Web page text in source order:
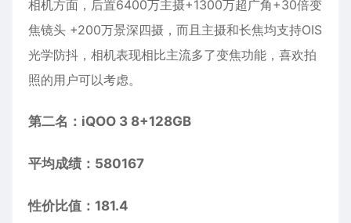
相机方面，后置6400万主摄+1300万超广角+30倍变
焦镜头 +200万景深四摄，而且主摄和长焦均支持OIS
光学防抖，相机表现相比主流多了变焦功能，喜欢拍
照的用户可以考虑。
第二名：iQOO 3 8+128GB
平均成绩：580167
性价比值：181.4